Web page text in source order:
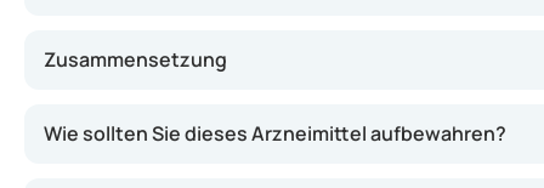
Zusammensetzung
Wie sollten Sie dieses Arzneimittel aufbewahren?